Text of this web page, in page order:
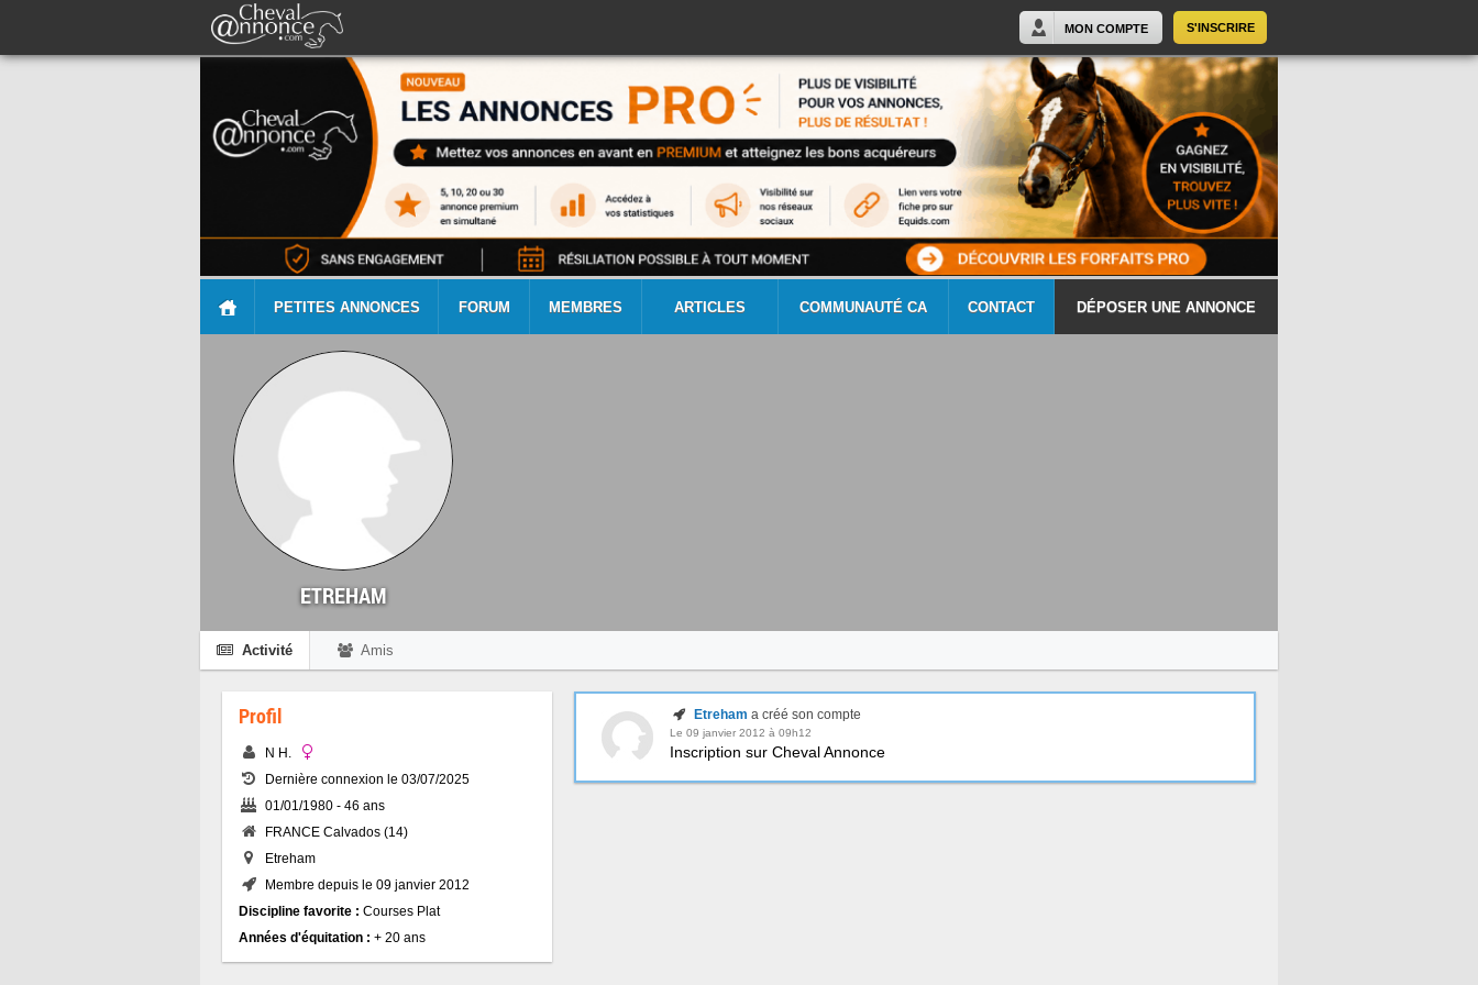
S'INSCRIRE
MON COMPTE
PETITES ANNONCES FORUM MEMBRES ARTICLES COMMUNAUTÉ CA CONTACT DÉPOSER UNE ANNONCE
ETREHAM
Activité Amis
Profil
N H.
Dernière connexion le 03/07/2025
01/01/1980 - 46 ans
FRANCE Calvados (14)
Etreham
Membre depuis le 09 janvier 2012
Discipline favorite : Courses Plat
Années d'équitation : + 20 ans
Etreham a créé son compte
Le 09 janvier 2012 à 09h12
Inscription sur Cheval Annonce